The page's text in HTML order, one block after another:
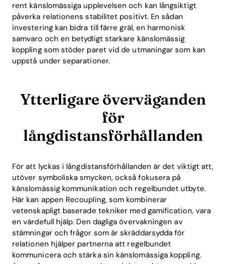
rent känslomässiga upplevelsen och kan långsiktigt
påverka relationens stabilitet positivt. En sådan
investering kan bidra till färre gräl, en harmonisk
samvaro och en betydligt starkare känslomässig
koppling som stöder paret vid de utmaningar som kan
uppstå under separationer.
Ytterligare överväganden
för
långdistansförhållanden
För att lyckas i långdistansförhållanden är det viktigt att,
utöver symboliska smycken, också fokusera på
känslomässig kommunikation och regelbundet utbyte.
Här kan appen Recoupling, som kombinerar
vetenskapligt baserade tekniker med gamification, vara
en värdefull hjälp. Den dagliga övervakningen av
stämningar och frågor som är skräddarsydda för
relationen hjälper partnerna att regelbundet
kommunicera och stärka sin känslomässiga koppling.